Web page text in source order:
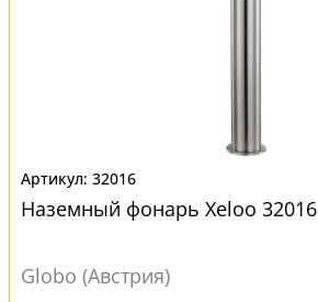
32016
Наземный фонарь Xeloo 32016
Globo (Австрия)